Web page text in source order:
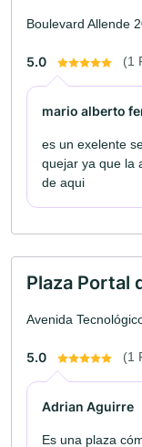
Boulevard Allende
5.0 (1
mario alberto
es un exelente
quejar ya que la
de aqui
Plaza Portal
Avenida
5.0 (1
Adrian Aguirre
Es una plaza